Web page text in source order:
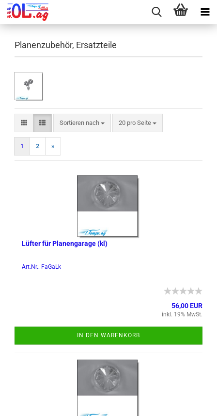
Planenzubehör, Ersatzteile
Sortieren nach
Sortieren nach 20 pro Seite
pro Seite
1 2 »
Lüf­ter für Pla­nen­ga­ra­ge (kl)
Art.Nr.: FaGaLk
56,00 EUR
inkl. 19% MwSt.
IN DEN WARENKORB